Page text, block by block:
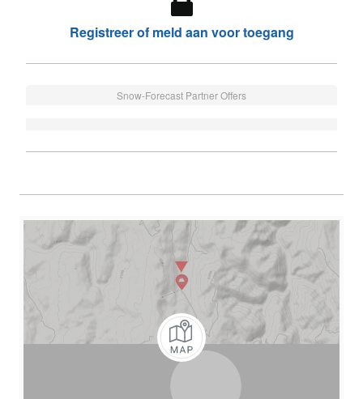
Registreer of meld aan voor toegang
Snow-Forecast Partner Offers